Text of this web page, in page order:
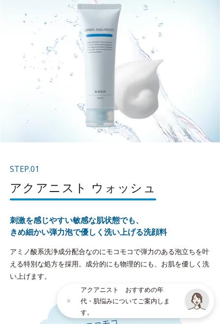
STEP.01
アクアニスト ウォッシュ
刺激を感じやすい敏感な肌状態でも、
きめ細かい弾力泡で優しく洗い上げる洗顔料
アミノ酸系洗浄成分配合なのにモコモコで弾力のある泡立ちを叶
える特別な処方を採用。成分的にも物理的にも、お肌を優しく洗
い上げます。
アクアニスト おすすめの年
代・肌悩みについてご案内しま
す。